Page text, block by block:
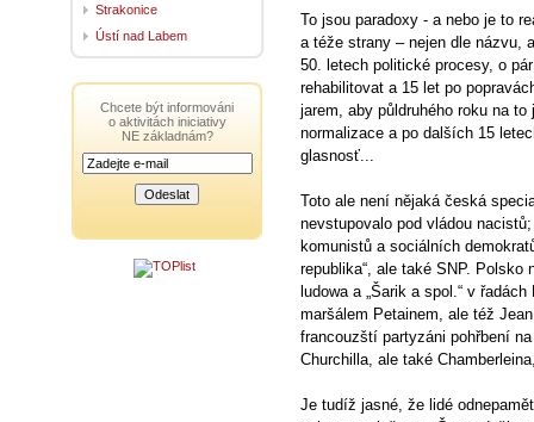
To jsou paradoxy - a nebo je to
a téže strany – nejen dle názvu,
50. letech politické procesy, o
rehabilitovat a 15 let po
jarem, aby půldruhého roku na
normalizace a po dalších 15
glasnosť...
Toto ale není nějaká česká
nevstupovalo pod vládou
komunistů a sociálních
republika“, ale také SNP.
ludowa a „Šarik a spol.“ v
maršálem Petainem, ale též
francouzští partyzáni pohřbení
Churchilla, ale také
Je tudíž jasné, že lidé
Strakonice
Ústí nad Labem
Chcete být informováni
o aktivitách iniciativy
NE základnám?